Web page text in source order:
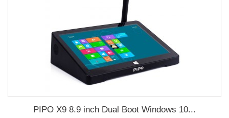
PIPO X9 8.9 inch Dual Boot Windows 10...